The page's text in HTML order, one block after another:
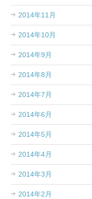
2014年11月
2014年10月
2014年9月
2014年8月
2014年7月
2014年6月
2014年5月
2014年4月
2014年3月
2014年2月